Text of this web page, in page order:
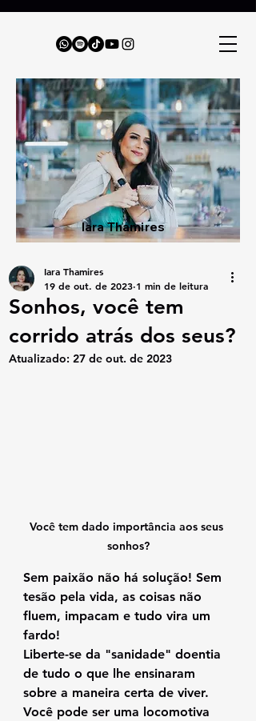
Iara Thamires
Sonhos, você tem
corrido atrás dos seus?
Iara Thamires
19 de out. de 2023 1 min de leitura
Atualizado: 27 de out. de 2023
Você tem dado importância aos seus
sonhos?
Sem paixão não há solução! Sem
tesão pela vida, as coisas não
fluem, impacam e tudo vira um
fardo!
Liberte-se da "sanidade" doentia
de tudo o que lhe ensinaram
sobre a maneira certa de viver.
Você pode ser uma locomotiva